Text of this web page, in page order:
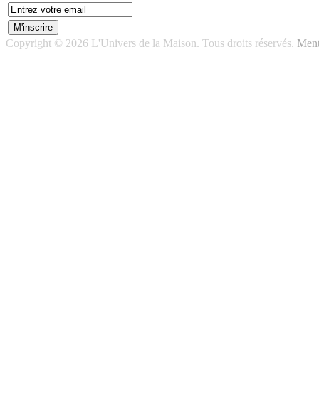
Copyright © 2026 L'Univers de la Maison. Tous droits réservés.